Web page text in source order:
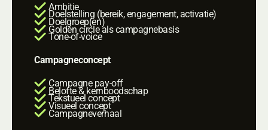
Ambitie
Doelstelling (bereik, engagement, activatie)
Doelgroep(en)
Golden circle als campagnebasis
Tone-of-voice
Campagneconcept
Campagne pay-off
Belofte & kernboodschap
Tekstueel concept
Visueel concept
Campagneverhaal